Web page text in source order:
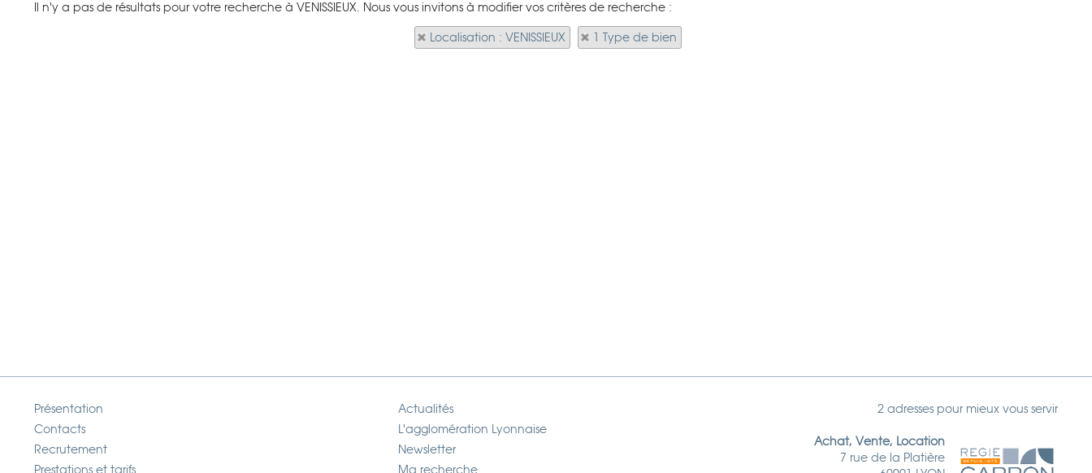
Il n'y a pas de résultats pour votre recherche à VENISSIEUX. Nous vous invitons à modifier vos critères de recherche :
Localisation : VENISSIEUX 1 Type de bien
Présentation
Contacts
Recrutement
Prestations et tarifs
Actualités
L'agglomération Lyonnaise
Newsletter
Ma recherche
2 adresses pour mieux vous servir
Achat, Vente, Location
7 rue de la Platière